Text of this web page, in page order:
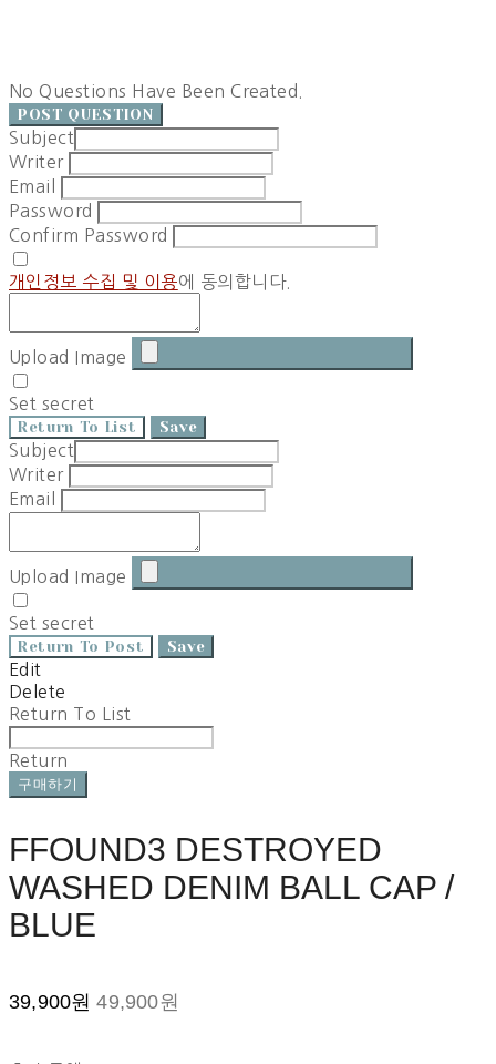
No Questions Have Been Created.
POST QUESTION
Subject
Writer
Email
Password
Confirm Password
개인정보 수집 및 이용에 동의합니다.
Upload Image
Set secret
Return To List Save
Subject
Writer
Email
Upload Image
Set secret
Return To Post Save
Edit
Delete
Return To List
Return
구매하기
FFOUND3 DESTROYED
WASHED DENIM BALL CAP /
BLUE
39,900원49,900원